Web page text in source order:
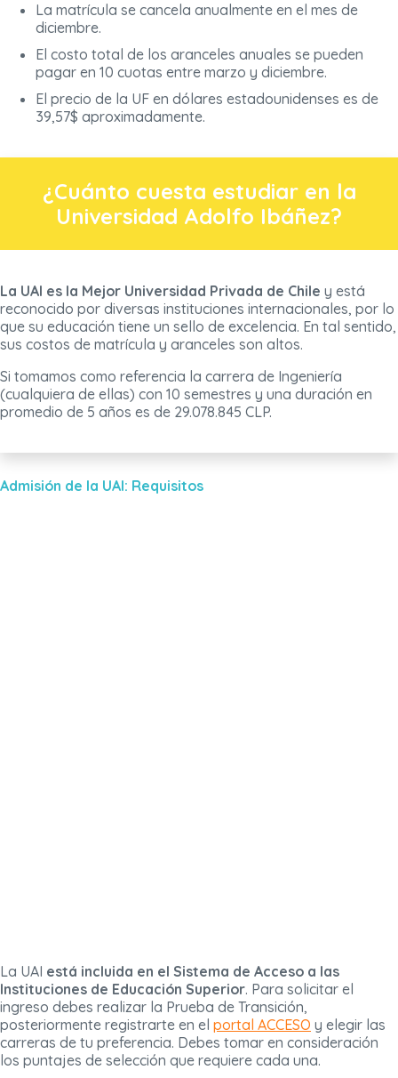
La matrícula se cancela anualmente en el mes de
diciembre.
El costo total de los aranceles anuales se pueden
pagar en 10 cuotas entre marzo y diciembre.
El precio de la UF en dólares estadounidenses es de
39,57$ aproximadamente.
¿Cuánto cuesta estudiar en la
Universidad Adolfo Ibáñez?
La UAI es la Mejor Universidad Privada de Chile y está
reconocido por diversas instituciones internacionales, por lo
que su educación tiene un sello de excelencia. En tal sentido,
sus costos de matrícula y aranceles son altos.
Si tomamos como referencia la carrera de Ingeniería
(cualquiera de ellas) con 10 semestres y una duración en
promedio de 5 años es de 29.078.845 CLP.
Admisión de la UAI: Requisitos
La UAI está incluida en el Sistema de Acceso a las
Instituciones de Educación Superior. Para solicitar el
ingreso debes realizar la Prueba de Transición,
posteriormente registrarte en el portal ACCESO y elegir las
carreras de tu preferencia. Debes tomar en consideración
los puntajes de selección que requiere cada una.